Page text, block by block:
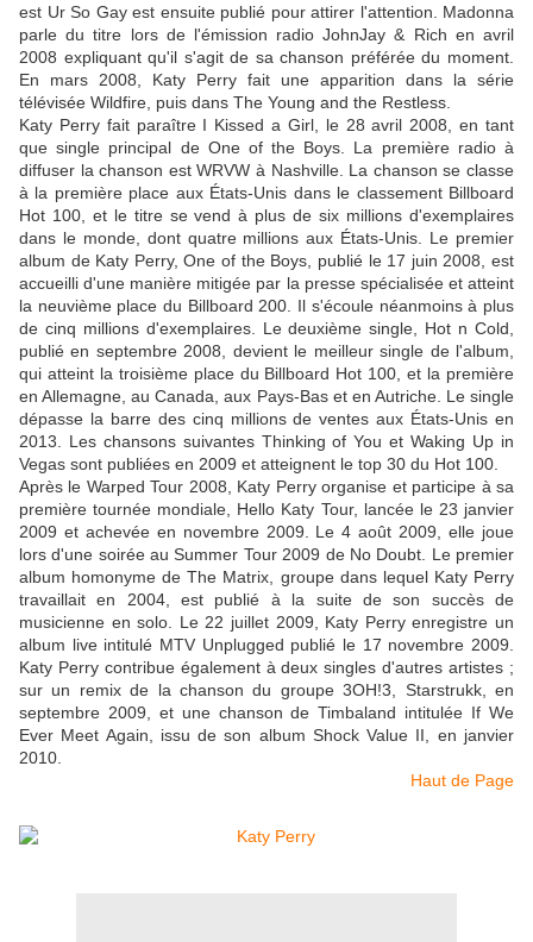
est Ur So Gay est ensuite publié pour attirer l'attention. Madonna
parle du titre lors de l'émission radio JohnJay & Rich en avril
2008 expliquant qu'il s'agit de sa chanson préférée du moment.
En mars 2008, Katy Perry fait une apparition dans la série
télévisée Wildfire, puis dans The Young and the Restless.
Katy Perry fait paraître I Kissed a Girl, le 28 avril 2008, en tant
que single principal de One of the Boys. La première radio à
diffuser la chanson est WRVW à Nashville. La chanson se classe
à la première place aux États-Unis dans le classement Billboard
Hot 100, et le titre se vend à plus de six millions d'exemplaires
dans le monde, dont quatre millions aux États-Unis. Le premier
album de Katy Perry, One of the Boys, publié le 17 juin 2008, est
accueilli d'une manière mitigée par la presse spécialisée et atteint
la neuvième place du Billboard 200. Il s'écoule néanmoins à plus
de cinq millions d'exemplaires. Le deuxième single, Hot n Cold,
publié en septembre 2008, devient le meilleur single de l'album,
qui atteint la troisième place du Billboard Hot 100, et la première
en Allemagne, au Canada, aux Pays-Bas et en Autriche. Le single
dépasse la barre des cinq millions de ventes aux États-Unis en
2013. Les chansons suivantes Thinking of You et Waking Up in
Vegas sont publiées en 2009 et atteignent le top 30 du Hot 100.
Après le Warped Tour 2008, Katy Perry organise et participe à sa
première tournée mondiale, Hello Katy Tour, lancée le 23 janvier
2009 et achevée en novembre 2009. Le 4 août 2009, elle joue
lors d'une soirée au Summer Tour 2009 de No Doubt. Le premier
album homonyme de The Matrix, groupe dans lequel Katy Perry
travaillait en 2004, est publié à la suite de son succès de
musicienne en solo. Le 22 juillet 2009, Katy Perry enregistre un
album live intitulé MTV Unplugged publié le 17 novembre 2009.
Katy Perry contribue également à deux singles d'autres artistes ;
sur un remix de la chanson du groupe 3OH!3, Starstrukk, en
septembre 2009, et une chanson de Timbaland intitulée If We
Ever Meet Again, issu de son album Shock Value II, en janvier
2010.
Haut de Page